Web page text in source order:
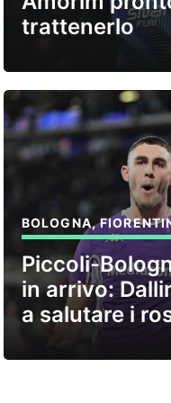
trattenerlo
BOLOGNA,
Piccoli-
in arrivo:
a salutare i